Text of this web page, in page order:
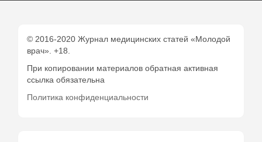
© 2016-2020 Журнал медицинских статей «Молодой
врач». +18.
При копировании материалов обратная активная
ссылка обязательна
Политика конфиденциальности